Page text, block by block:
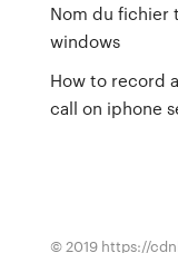
Nom du fichier
windows
How to record
call on iphone
© 2019 https://